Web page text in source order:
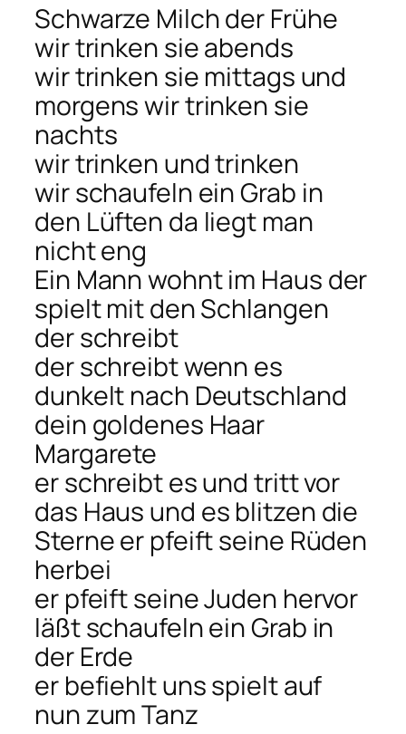
Schwarze Milch der Frühe
wir trinken sie abends
wir trinken sie mittags und
morgens wir trinken sie
nachts
wir trinken und trinken
wir schaufeln ein Grab in
den Lüften da liegt man
nicht eng
Ein Mann wohnt im Haus der
spielt mit den Schlangen
der schreibt
der schreibt wenn es
dunkelt nach Deutschland
dein goldenes Haar
Margarete
er schreibt es und tritt vor
das Haus und es blitzen die
Sterne er pfeift seine Rüden
herbei
er pfeift seine Juden hervor
läßt schaufeln ein Grab in
der Erde
er befiehlt uns spielt auf
nun zum Tanz